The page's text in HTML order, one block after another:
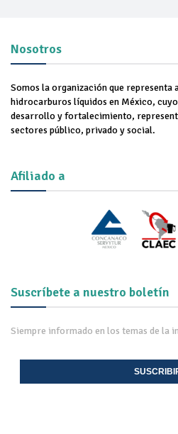
Nosotros
Somos la organización que representa
hidrocarburos líquidos en México,
desarrollo y fortalecimiento,
sectores público, privado y social.
Afiliado a
Suscríbete a nuestro boletín
Siempre informado en los temas de la